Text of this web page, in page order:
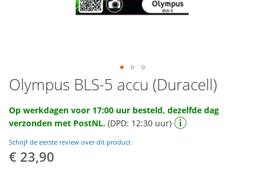
Ga
naar
het
begin
van
de
afbeeldingen-
gallerij
Olympus BLS-5 accu (Duracell)
Op werkdagen voor 17:00 uur besteld, dezelfde dag
verzonden met PostNL. (DPD: 12:30 uur)
Schrijf de eerste review over dit product
€ 23,90